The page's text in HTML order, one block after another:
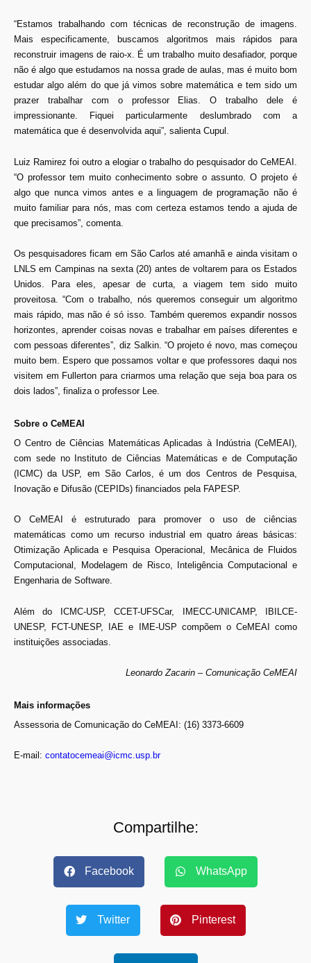
“Estamos trabalhando com técnicas de reconstrução de imagens.
Mais especificamente, buscamos algoritmos mais rápidos para
reconstruir imagens de raio-x. É um trabalho muito desafiador, porque
não é algo que estudamos na nossa grade de aulas, mas é muito bom
estudar algo além do que já vimos sobre matemática e tem sido um
prazer trabalhar com o professor Elias. O trabalho dele é
impressionante. Fiquei particularmente deslumbrado com a
matemática que é desenvolvida aqui”, salienta Cupul.
Luiz Ramirez foi outro a elogiar o trabalho do pesquisador do CeMEAI.
“O professor tem muito conhecimento sobre o assunto. O projeto é
algo que nunca vimos antes e a linguagem de programação não é
muito familiar para nós, mas com certeza estamos tendo a ajuda de
que precisamos”, comenta.
Os pesquisadores ficam em São Carlos até amanhã e ainda visitam o
LNLS em Campinas na sexta (20) antes de voltarem para os Estados
Unidos. Para eles, apesar de curta, a viagem tem sido muito
proveitosa. “Com o trabalho, nós queremos conseguir um algoritmo
mais rápido, mas não é só isso. Também queremos expandir nossos
horizontes, aprender coisas novas e trabalhar em países diferentes e
com pessoas diferentes”, diz Salkin. “O projeto é novo, mas começou
muito bem. Espero que possamos voltar e que professores daqui nos
visitem em Fullerton para criarmos uma relação que seja boa para os
dois lados”, finaliza o professor Lee.
Sobre o CeMEAI
O Centro de Ciências Matemáticas Aplicadas à Indústria (CeMEAI),
com sede no Instituto de Ciências Matemáticas e de Computação
(ICMC) da USP, em São Carlos, é um dos Centros de Pesquisa,
Inovação e Difusão (CEPIDs) financiados pela FAPESP.
O CeMEAI é estruturado para promover o uso de ciências
matemáticas como um recurso industrial em quatro áreas básicas:
Otimização Aplicada e Pesquisa Operacional, Mecânica de Fluidos
Computacional, Modelagem de Risco, Inteligência Computacional e
Engenharia de Software.
Além do ICMC-USP, CCET-UFSCar, IMECC-UNICAMP, IBILCE-
UNESP, FCT-UNESP, IAE e IME-USP compõem o CeMEAI como
instituições associadas.
Leonardo Zacarin – Comunicação CeMEAI
Mais informações
Assessoria de Comunicação do CeMEAI: (16) 3373-6609
E-mail: contatocemeai@icmc.usp.br
Compartilhe:
Facebook WhatsApp
Twitter Pinterest